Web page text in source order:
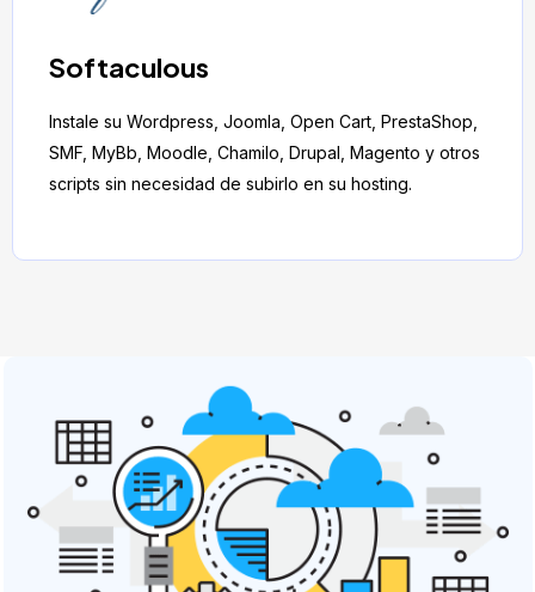
Softaculous
Instale su Wordpress, Joomla, Open Cart, PrestaShop,
SMF, MyBb, Moodle, Chamilo, Drupal, Magento y otros
scripts sin necesidad de subirlo en su hosting.